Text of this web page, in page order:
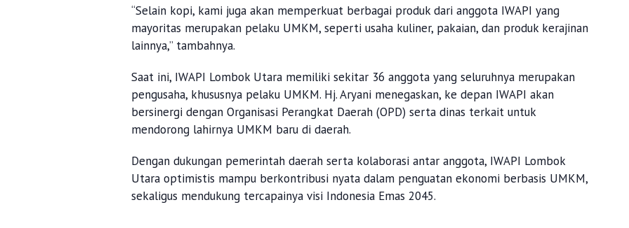
“Selain kopi, kami juga akan memperkuat berbagai produk dari anggota IWAPI yang
mayoritas merupakan pelaku UMKM, seperti usaha kuliner, pakaian, dan produk kerajinan
lainnya,” tambahnya.
Saat ini, IWAPI Lombok Utara memiliki sekitar 36 anggota yang seluruhnya merupakan
pengusaha, khususnya pelaku UMKM. Hj. Aryani menegaskan, ke depan IWAPI akan
bersinergi dengan Organisasi Perangkat Daerah (OPD) serta dinas terkait untuk
mendorong lahirnya UMKM baru di daerah.
Dengan dukungan pemerintah daerah serta kolaborasi antar anggota, IWAPI Lombok
Utara optimistis mampu berkontribusi nyata dalam penguatan ekonomi berbasis UMKM,
sekaligus mendukung tercapainya visi Indonesia Emas 2045.